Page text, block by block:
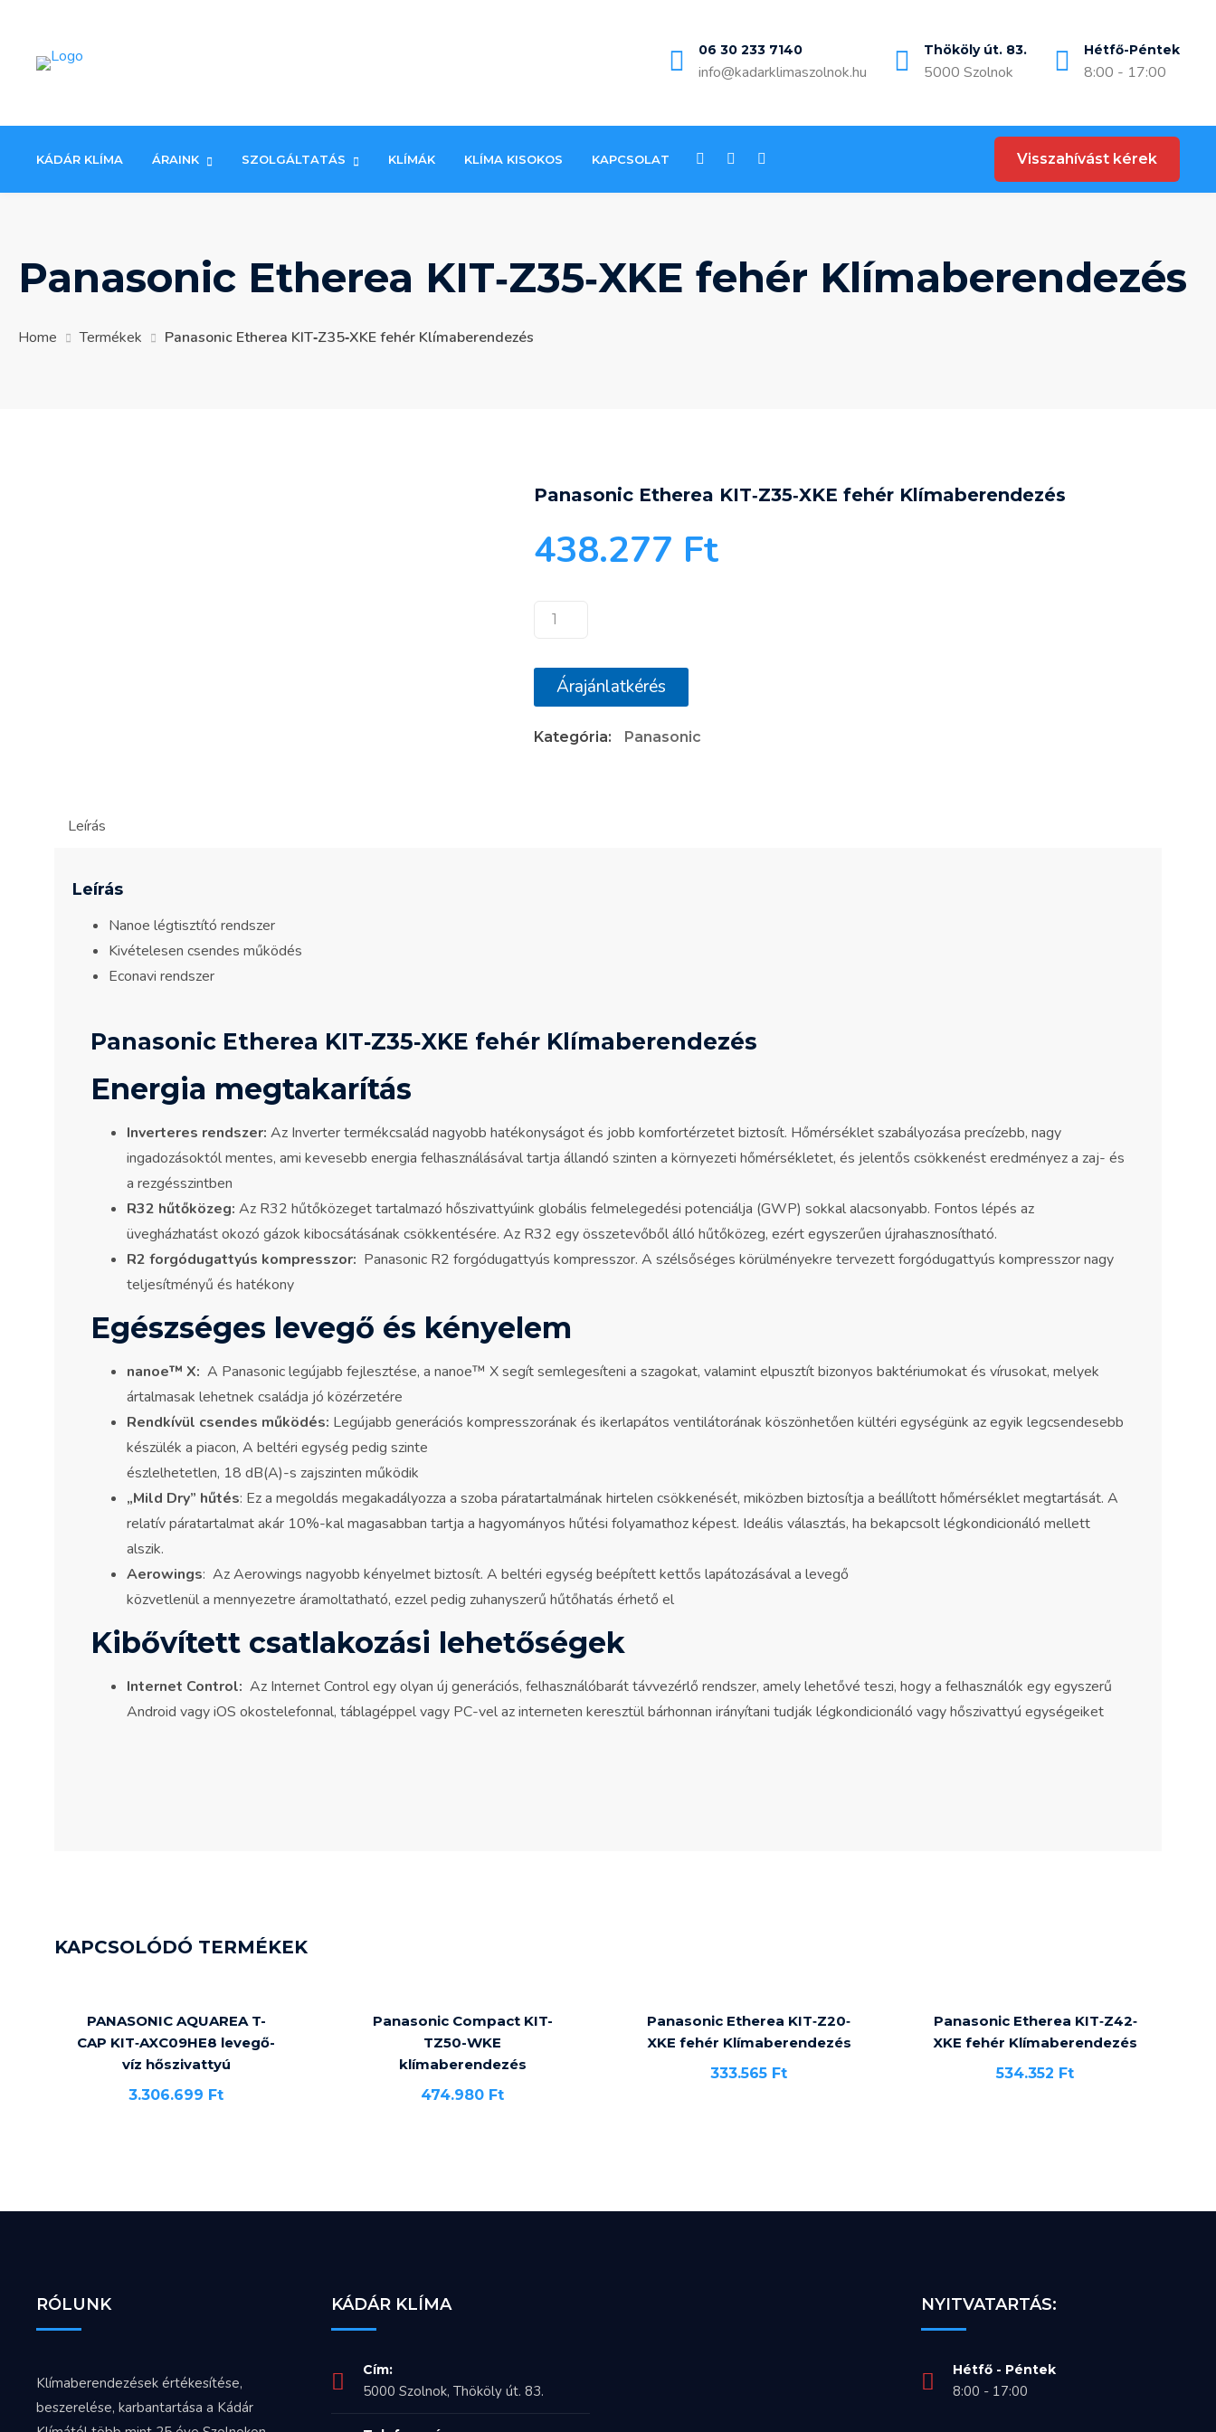
content
06 30 233 7140
info@kadarklimaszolnok.hu
Thököly út. 83.
5000 Szolnok
Hétfő-Péntek
8:00 - 17:00
KÁDÁR KLÍMA ÁRAINK SZOLGÁLTATÁS KLÍMÁK KLÍMA KISOKOS KAPCSOLAT Visszahívást kérek
Panasonic Etherea KIT‐Z35‐XKE fehér Klímaberendezés
Home Termékek Panasonic Etherea KIT‐Z35‐XKE fehér Klímaberendezés
Panasonic Etherea KIT‐Z35‐XKE fehér Klímaberendezés
438.277 Ft
Panasonic
KIT‐
Z35‐
fehér
Árajánlatkérés
Kategória: Panasonic
Leírás
Leírás
Nanoe légtisztító rendszer
Kivételesen csendes működés
Econavi rendszer
Panasonic Etherea KIT‐Z35‐XKE fehér Klímaberendezés
Energia megtakarítás
Inverteres rendszer: Az Inverter termékcsalád nagyobb hatékonyságot és jobb komfortérzetet biztosít. Hőmérséklet szabályozása precízebb, nagy
ingadozásoktól mentes, ami kevesebb energia felhasználásával tartja állandó szinten a környezeti hőmérsékletet, és jelentős csökkenést eredményez a zaj- és
a rezgésszintben
R32 hűtőközeg: Az R32 hűtőközeget tartalmazó hőszivattyúink globális felmelegedési potenciálja (GWP) sokkal alacsonyabb. Fontos lépés az
üvegházhatást okozó gázok kibocsátásának csökkentésére. Az R32 egy összetevőből álló hűtőközeg, ezért egyszerűen újrahasznosítható.
R2 forgódugattyús kompresszor: Panasonic R2 forgódugattyús kompresszor. A szélsőséges körülményekre tervezett forgódugattyús kompresszor nagy
teljesítményű és hatékony
Egészséges levegő és kényelem
nanoe™ X: A Panasonic legújabb fejlesztése, a nanoe™ X segít semlegesíteni a szagokat, valamint elpusztít bizonyos baktériumokat és vírusokat, melyek
ártalmasak lehetnek családja jó közérzetére
Rendkívül csendes működés: Legújabb generációs kompresszorának és ikerlapátos ventilátorának köszönhetően kültéri egységünk az egyik legcsendesebb
készülék a piacon, A beltéri egység pedig szinte
észlelhetetlen, 18 dB(A)-s zajszinten működik
„Mild Dry” hűtés: Ez a megoldás megakadályozza a szoba páratartalmának hirtelen csökkenését, miközben biztosítja a beállított hőmérséklet megtartását. A
relatív páratartalmat akár 10%-kal magasabban tartja a hagyományos hűtési folyamathoz képest. Ideális választás, ha bekapcsolt légkondicionáló mellett
alszik.
Aerowings: Az Aerowings nagyobb kényelmet biztosít. A beltéri egység beépített kettős lapátozásával a levegő
közvetlenül a mennyezetre áramoltatható, ezzel pedig zuhanyszerű hűtőhatás érhető el
Kibővített csatlakozási lehetőségek
Internet Control: Az Internet Control egy olyan új generációs, felhasználóbarát távvezérlő rendszer, amely lehetővé teszi, hogy a felhasználók egy egyszerű
Android vagy iOS okostelefonnal, táblagéppel vagy PC-vel az interneten keresztül bárhonnan irányítani tudják légkondicionáló vagy hőszivattyú egységeiket
KAPCSOLÓDÓ TERMÉKEK
PANASONIC AQUAREA T-
CAP KIT‐AXC09HE8 levegő-
víz hőszivattyú
3.306.699 Ft
Panasonic Compact KIT-
TZ50-WKE
klímaberendezés
474.980 Ft
Panasonic Etherea KIT‐Z20‐
XKE fehér Klímaberendezés
333.565 Ft
Panasonic Etherea KIT‐Z42‐
XKE fehér Klímaberendezés
534.352 Ft
RÓLUNK
Klímaberendezések értékesítése,
beszerelése, karbantartása a Kádár
KÁDÁR KLÍMA
Cím:
5000 Szolnok, Thököly út. 83.
NYITVATARTÁS:
Hétfő - Péntek
8:00 - 17:00